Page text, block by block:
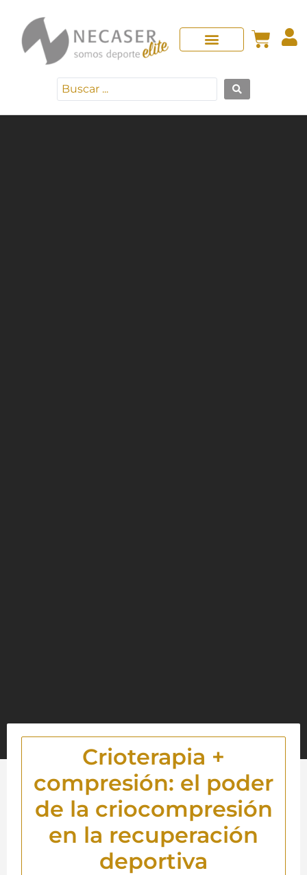
Crioterapia +
compresión: el poder
de la criocompresión
en la recuperación
deportiva